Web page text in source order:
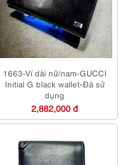
1663-Ví dài nữ/nam-GUCCI
Initial G black wallet-Đã sử
dụng
2,882,000 đ